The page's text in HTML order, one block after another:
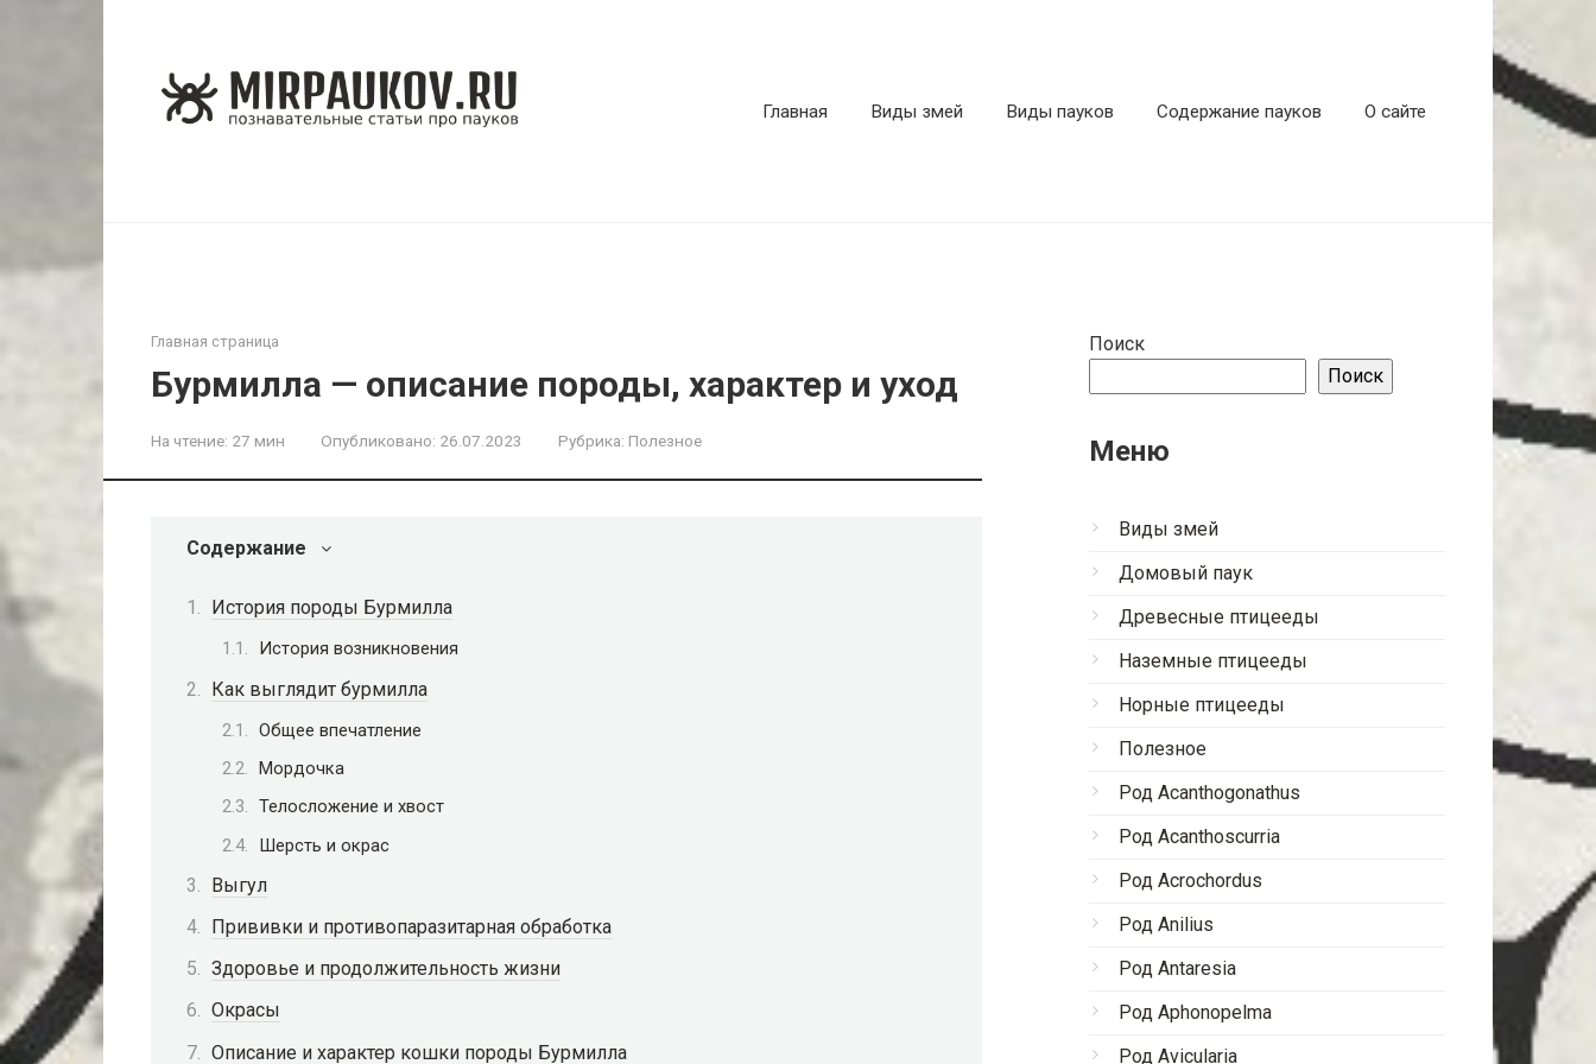
Главная Виды змей Виды пауков Содержание пауков О сайте
Главная страница
Бурмилла — описание породы, характер и уход
На чтение: 27 мин Опубликовано: 26.07.2023 Рубрика: Полезное
Содержание
История породы Бурмилла
История возникновения
Как выглядит бурмилла
Общее впечатление
Мордочка
Телосложение и хвост
Шерсть и окрас
Выгул
Прививки и противопаразитарная обработка
Здоровье и продолжительность жизни
Окрасы
Описание и характер кошки породы Бурмилла
Поиск
Поиск
Меню
Виды змей
Домовый паук
Древесные птицееды
Наземные птицееды
Норные птицееды
Полезное
Род Acanthogonathus
Род Acanthoscurria
Род Acrochordus
Род Anilius
Род Antaresia
Род Aphonopelma
Род Avicularia